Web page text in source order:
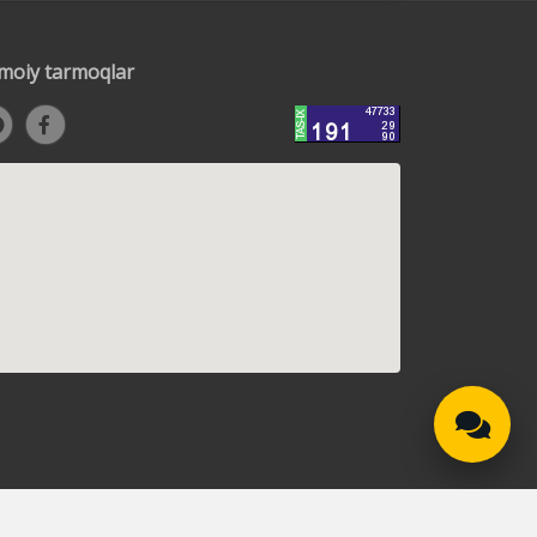
tarmoqlar